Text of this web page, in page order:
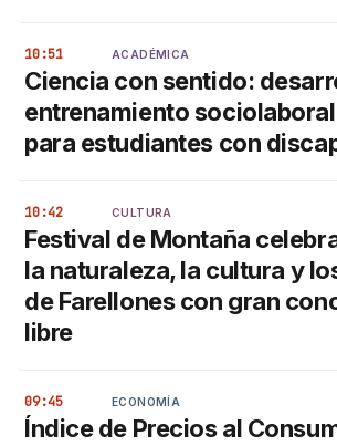
10:51 ACADÉMICA
Ciencia con sentido:
entrenamiento
para estudiantes con
10:42 CULTURA
Festival de Montaña
la naturaleza, la cultura y
de Farellones con gran
libre
09:45 ECONOMÍA
Índice de Precios al